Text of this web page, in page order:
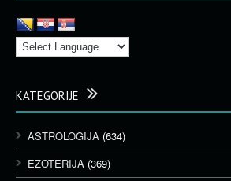
KATEGORIJE
ASTROLOGIJA (634)
EZOTERIJA (369)